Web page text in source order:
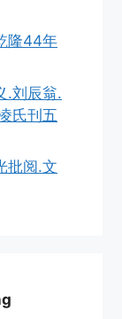
隆44年
.刘辰翁.
氏刊五
批阅.文